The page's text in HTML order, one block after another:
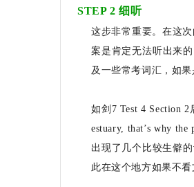
STEP 2 细听
这步非常重要。在这
案是肯定无法听出来
及一些常考词汇，如
如剑7 Test 4 Section
estuary, that’s why
出现了几个比较生僻
此在这个地方如果不看